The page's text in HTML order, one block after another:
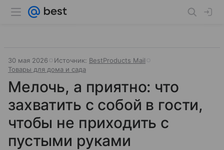
30 мая 2026 Источник: BestProducts Mail
Товары для дома и сада
Мелочь, а приятно: что
захватить с собой в гости,
чтобы не приходить с
пустыми руками